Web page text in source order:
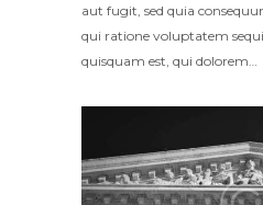
aut fugit, sed quia
qui ratione voluptatem
quisquam est, qui dolorem…